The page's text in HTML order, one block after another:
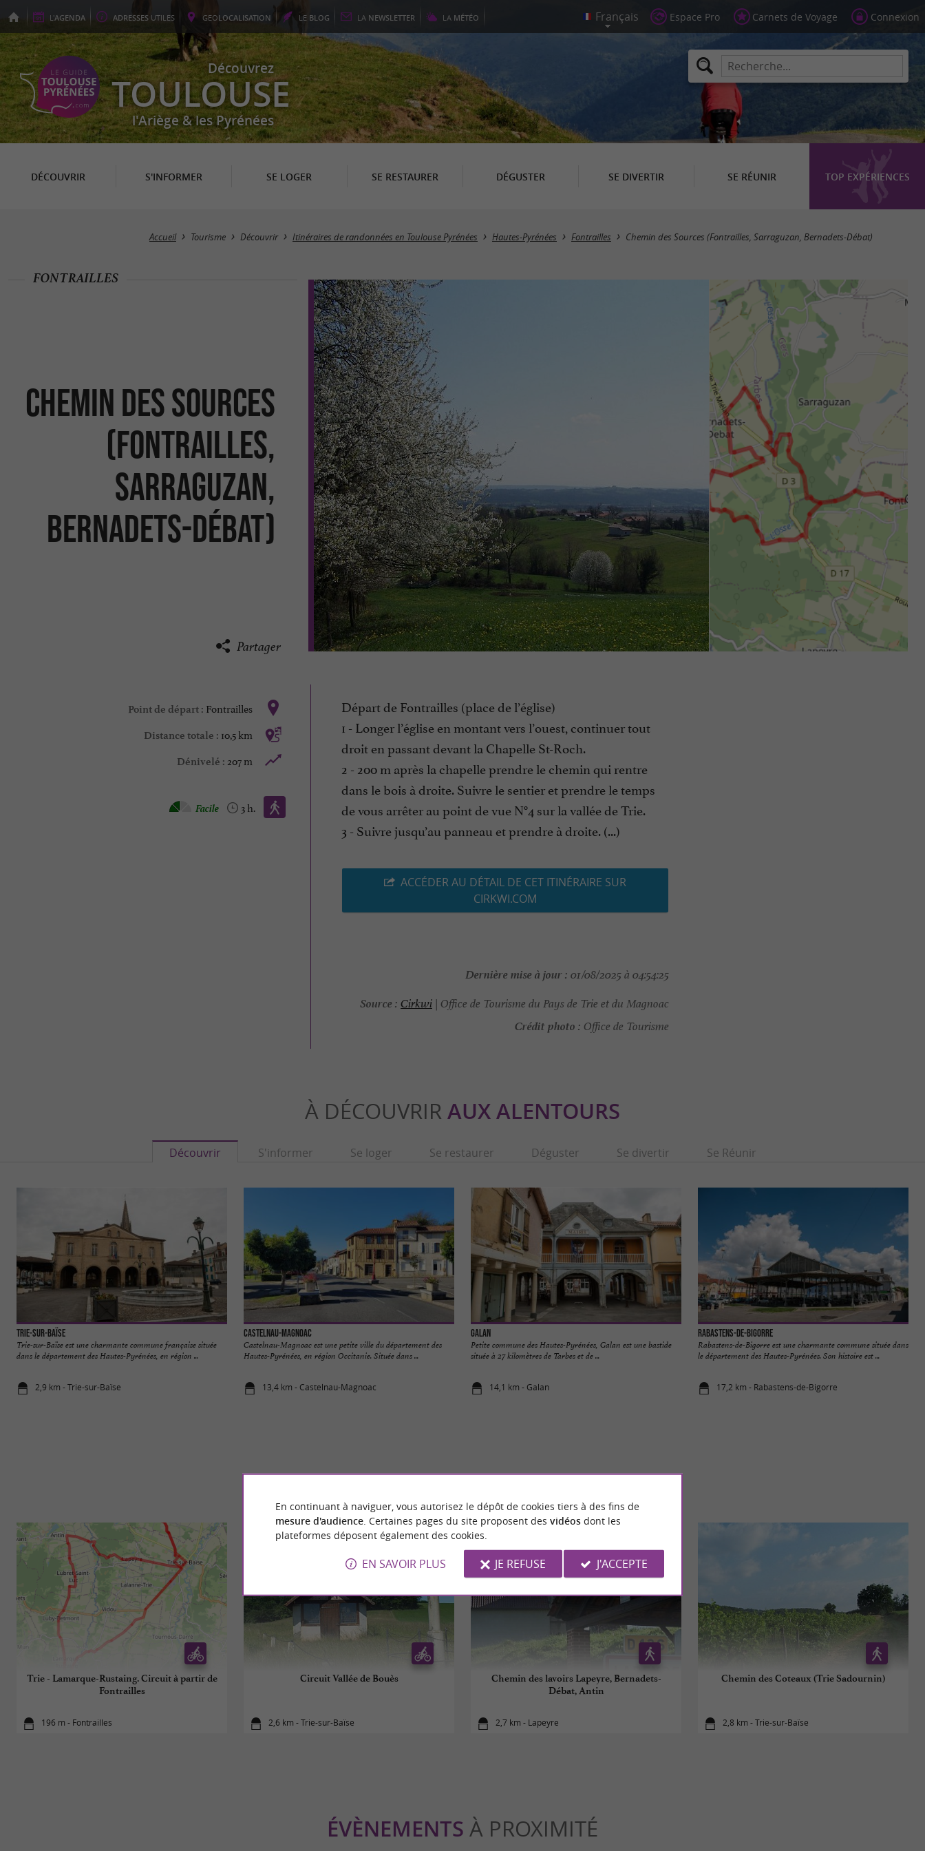
L'AGENDA ADRESSES UTILES GEOLOCALISATION LE BLOG LA NEWSLETTER LA MÉTÉO Espace Pro Carnets de Voyage Connexion
Découvrez
TOULOUSE
l'Ariège & les Pyrénées
DÉCOUVRIR S'INFORMER SE LOGER SE RESTAURER DÉGUSTER SE DIVERTIR SE RÉUNIR TOP EXPÉRIENCES
Accueil Tourisme Découvrir Itinéraires de randonnées en Toulouse Pyrénées Hautes-Pyrénées Fontrailles Chemin des Sources (Fontrailles, Sarraguzan, Bernadets-Débat)
Chemin des Sources
(Fontrailles,
Sarraguzan,
Bernadets-Débat)
FONTRAILLES
Partager
Point de départ : Fontrailles
Distance totale : 10,5 km
Dénivelé : 207 m
Marche à pied :
3 h.
Facile
Départ de Fontrailles (place de l’église)
1 - Longer l’église en montant vers l’ouest, continuer tout
droit en passant devant la Chapelle St-Roch.
2 - 200 m après la chapelle prendre le chemin qui rentre
dans le bois à droite. Suivre le sentier et prendre le temps
de vous arrêter au point de vue N°4 sur la vallée de Trie.
3 - Suivre jusqu’au panneau et prendre à droite. (...)
ACCÉDER AU DÉTAIL DE CET ITINÉRAIRE SUR
CIRKWI.COM
Dernière mise à jour : 01/08/2025 à 04:54:25
Source : Cirkwi| Office de Tourisme du Pays de Trie et du Magnoac
Crédit photo : Office de Tourisme
À DÉCOUVRIR AUX ALENTOURS
Découvrir S'informer Se loger Se restaurer Déguster Se divertir Se Réunir
Trie-sur-Baïse
Trie-sur-Baïse est une charmante commune française située
dans le département des Hautes-Pyrénées, en région ...
2,9 km - Trie-sur-Baïse
Castelnau-Magnoac
Castelnau-Magnoac est une petite ville du département des
Hautes-Pyrénées, en région Occitanie. Située dans ...
13,4 km - Castelnau-Magnoac
Galan
Petite commune des Hautes-Pyrénées, Galan est une bastide
située à 27 kilomètres de Tarbes et de ...
14,1 km - Galan
Rabastens-de-Bigorre
Rabastens-de-Bigorre est une charmante commune située dans
le département des Hautes-Pyrénées. Son histoire est ...
17,2 km - Rabastens-de-Bigorre
Trie - Lamarque-Rustaing. Circuit à partir de
Fontrailles
196 m - Fontrailles
Circuit Vallée de Bouès
2,6 km - Trie-sur-Baïse
Chemin des lavoirs Lapeyre, Bernadets-
Débat, Antin
2,7 km - Lapeyre
Chemin des Coteaux (Trie Sadournin)
2,8 km - Trie-sur-Baïse
ÉVÈNEMENTS À PROXIMITÉ
En continuant à naviguer, vous autorisez le dépôt de cookies tiers à des fins de
mesure d'audience. Certaines pages du site proposent des vidéosdont les
plateformes déposent également des cookies.
EN SAVOIR PLUS JE REFUSE J'ACCEPTE